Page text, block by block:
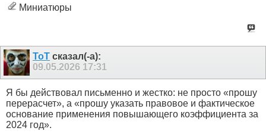
Миниатюры
ToT сказал(-а):
09.05.2026 17:31
Я бы действовал письменно и жестко: не просто «прошу
перерасчет», а «прошу указать правовое и фактическое
основание применения повышающего коэффициента за
2024 год».